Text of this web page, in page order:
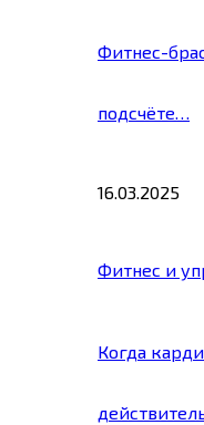
Фитнес-
подсчёте…
16.03.2025
Фитнес и
Когда